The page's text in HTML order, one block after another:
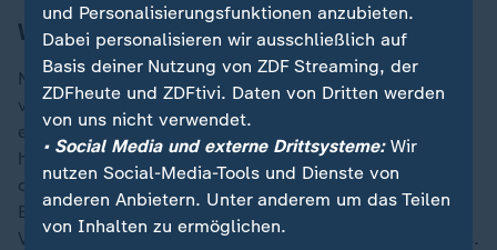
Wer ein Verbot anstoßen könnte
Nun ist die Debatte darüber wieder voll entbrannt. Im
vergangenen Jahr hatte der Bundesverfassungsschutz
ein Gutachten vorgelegt und die AfD daraufhin
hochgestuft, zu gesichert rechtsextremistisch. Auch
daraufhin hatte sich eine Debatte entzündet, ob
Bundestag, Bundesrat oder die Bundesregierung ein
Verbotsverfahren anstoßen sollten. Nur sie können das.
und Personalisierungsfunktionen anzubieten.
Dabei personalisieren wir ausschließlich auf
Basis deiner Nutzung von ZDF Streaming, der
ZDFheute und ZDFtivi. Daten von Dritten werden
von uns nicht verwendet.
• Social Media und externe Drittsysteme:Wir
nutzen Social-Media-Tools und Dienste von
anderen Anbietern. Unter anderem um das Teilen
von Inhalten zu ermöglichen.